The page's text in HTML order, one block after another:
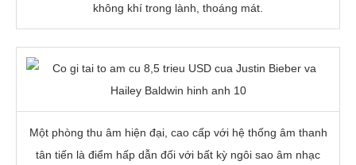
không khí trong lành, thoáng mát.
Một phòng thu âm hiện đại, cao cấp với hệ thống âm thanh
tân tiến là điểm hấp dẫn đối với bất kỳ ngôi sao âm nhạc